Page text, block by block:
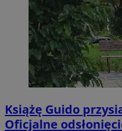
Książę Guido
Oficjalne